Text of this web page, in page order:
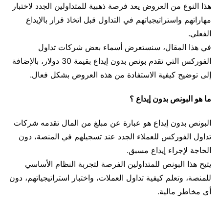
هذا النوع من العروض يعد فرصة ذهبية للمتداولين الجدد لاختبار
مهاراتهم واستراتيجياتهم في التداول قبل اتخاذ قرار بالإيداع
الفعلي.
في هذا المقال، سنستعرض أسماء بعض شركات تداول
الفوركس التي تقدم بونص بدون إيداع بقيمة 30 دولار، بالإضافة
إلى توضيح كيفية الاستفادة من هذه العروض بشكل فعال.
ما هو البونص بدون إيداع ؟
البونص بدون إيداع هو عبارة عن مبلغ من المال تقدمه شركات
تداول الفوركس للعملاء الجدد عند تسجيلهم في المنصة، دون
الحاجة لإجراء إيداع مسبق.
يتيح هذا البونص للمتداولين الفرصة لتجربة النظام الأساسي
للمنصة، وتعلم كيفية تداول العملات، واختبار استراتيجياتهم، دون
أي مخاطر مالية.